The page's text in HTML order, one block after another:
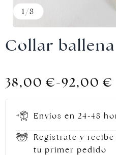
1 /8
Collar
38,00€-92,00€
Envíos en 24-48
Regístrate y recibe
tu primer pedido
Joyas doradas